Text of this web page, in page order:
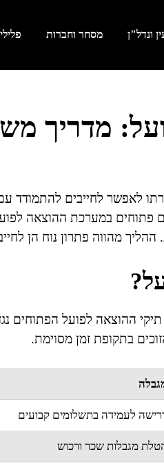
ונדל"ן מסחר וחברות
מדריך
לאפשר לחייבים להתמודד
פתוחים במערכת ההוצאה
מהווה פתרון נוח הן
ההוצאה לפועל הפתוחים
בתקופת זמן מסוימת.
לעמידה בתשלומים קבועים
מגבלות שכר ורכוש